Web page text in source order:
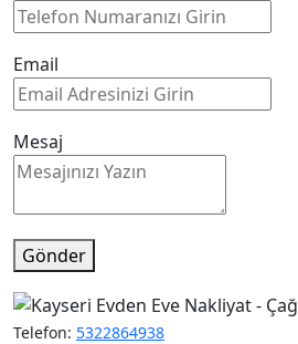
Email
Mesaj
Gönder
Telefon: 5322864938